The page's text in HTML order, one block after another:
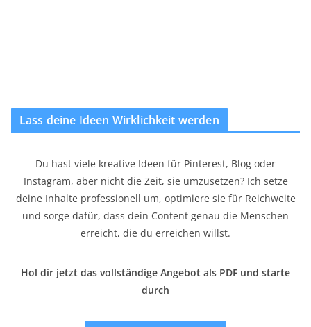
Lass deine Ideen Wirklichkeit werden
Du hast viele kreative Ideen für Pinterest, Blog oder
Instagram, aber nicht die Zeit, sie umzusetzen? Ich setze
deine Inhalte professionell um, optimiere sie für Reichweite
und sorge dafür, dass dein Content genau die Menschen
erreicht, die du erreichen willst.
Hol dir jetzt das vollständige Angebot als PDF und starte
durch